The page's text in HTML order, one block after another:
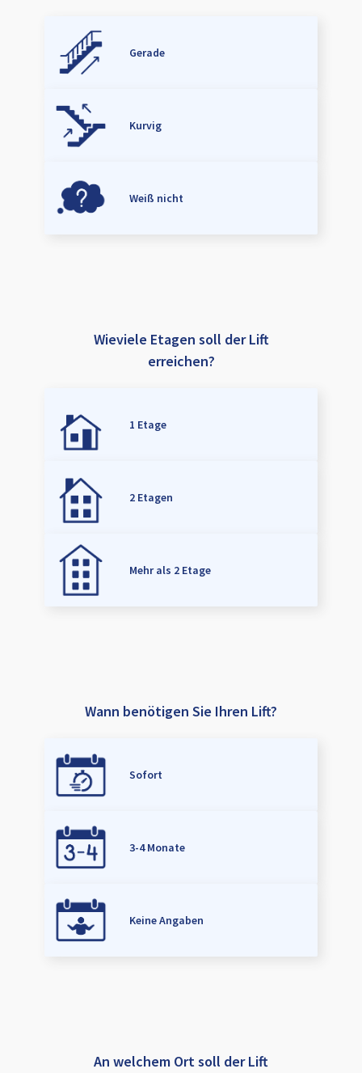
Gerade
Kurvig
Weiß nicht
Wieviele Etagen soll der Lift
erreichen?
1 Etage
2 Etagen
Mehr als 2 Etage
Wann benötigen Sie Ihren Lift?
Sofort
3-4 Monate
Keine Angaben
An welchem Ort soll der Lift